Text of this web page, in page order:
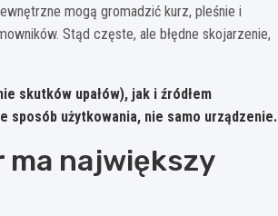
mogą gromadzić kurz, pleśnie i
Stąd częste, ale błędne skojarzenie,
skutków upałów), jak i źródłem
użytkowania, nie samo urządzenie.
ma największy